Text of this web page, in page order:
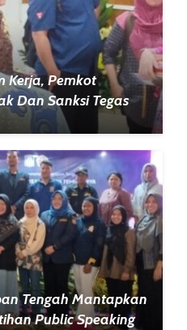
Kerja, Pemkot
Dan Sanksi Tegas
Tengah Mantapkan
Public Speaking